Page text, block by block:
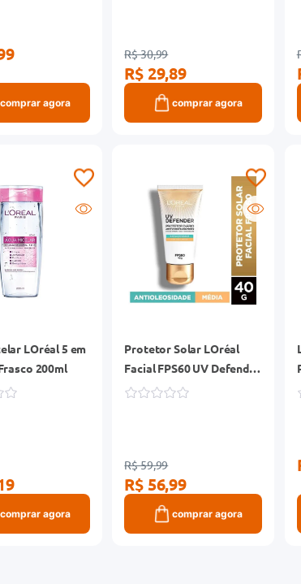
comprar agora
R$ 30,99
R$ 29,89
comprar agora
LOréal 5 em
200ml
comprar agora
Protetor Solar LOréal
Facial FPS60 UV Defender
Antioleosidade Cor Média
R$ 59,99
R$ 56,99
comprar agora